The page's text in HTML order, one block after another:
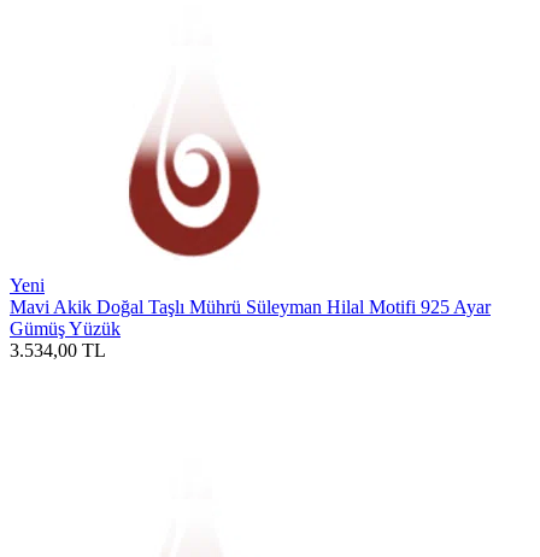
Yeni
Mavi Akik Doğal Taşlı Mührü Süleyman Hilal Motifi 925 Ayar
Gümüş Yüzük
3.534,00 TL